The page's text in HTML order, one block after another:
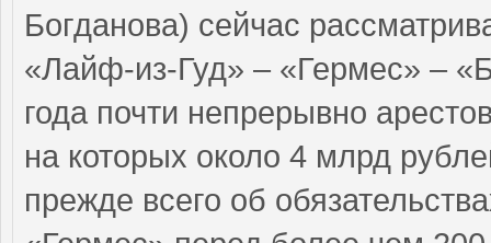
Богданова) сейчас
«Лайф-из-Гуд» – «Гермес» –
года почти непрерывно
на которых около 4 млрд
прежде всего об